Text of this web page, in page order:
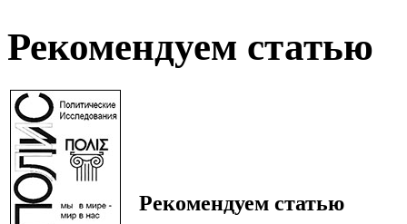
Рекомендуем статью
Рекомендуем статью